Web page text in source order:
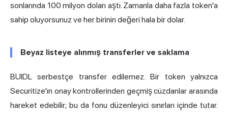
sonlarında 100 milyon doları aştı. Zamanla daha fazla token'a
sahip oluyorsunuz ve her birinin değeri hala bir dolar.
Beyaz listeye alınmış transferler ve saklama
BUIDL serbestçe transfer edilemez. Bir token yalnızca
Securitize'ın onay kontrollerinden geçmiş cüzdanlar arasında
hareket edebilir; bu da fonu düzenleyici sınırları içinde tutar.